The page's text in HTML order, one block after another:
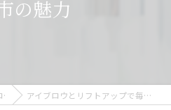
の魅力
アイブロウとリフトアップで毎朝のメイク時間が短縮できる岐阜県中津川市の魅力